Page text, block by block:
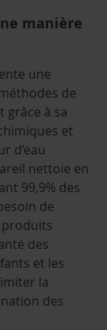
manière
une
de
grâce à sa
et
d’eau
nettoie en
99,9% des
de
produits
des
et les
la
des